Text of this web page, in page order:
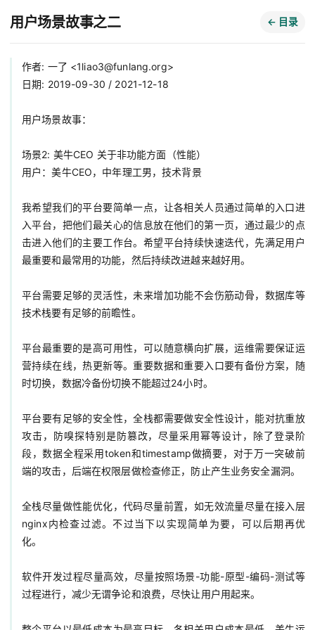
用户场景故事之二 ← 目录
作者: 一了 <1liao3@funlang.org>
日期: 2019-09-30 / 2021-12-18
用户场景故事：
场景2: 美牛CEO 关于非功能方面（性能）
用户：美牛CEO，中年理工男，技术背景
我希望我们的平台要简单一点，让各相关人员通过简单的入口进
入平台，把他们最关心的信息放在他们的第一页，通过最少的点
击进入他们的主要工作台。希望平台持续快速迭代，先满足用户
最重要和最常用的功能，然后持续改进越来越好用。
平台需要足够的灵活性，未来增加功能不会伤筋动骨，数据库等
技术栈要有足够的前瞻性。
平台最重要的是高可用性，可以随意横向扩展，运维需要保证运
营持续在线，热更新等。重要数据和重要入口要有备份方案，随
时切换，数据冷备份切换不能超过24小时。
平台要有足够的安全性，全栈都需要做安全性设计，能对抗重放
攻击，防嗅探特别是防篡改，尽量采用幂等设计，除了登录阶
段，数据全程采用token和timestamp做摘要，对于万一突破前
端的攻击，后端在权限层做检查修正，防止产生业务安全漏洞。
全栈尽量做性能优化，代码尽量前置，如无效流量尽量在接入层
nginx内检查过滤。不过当下以实现简单为要，可以后期再优
化。
软件开发过程尽量高效，尽量按照场景-功能-原型-编码-测试等
过程进行，减少无谓争论和浪费，尽快让用户用起来。